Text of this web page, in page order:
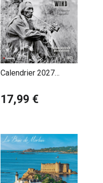
Calendrier 2027
Walkers of The Wind
17,99 €